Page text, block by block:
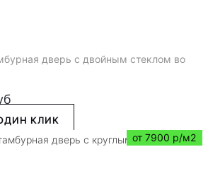
дверь с двойным стеклом во
КЛИК
от 7900 р/м2